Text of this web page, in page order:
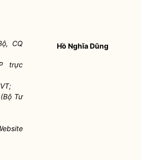
CQ
trực
Tư
Hồ Nghĩa Dũng